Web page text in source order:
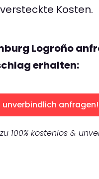
Kosten.
Logroño
erhalten:
unverbindlich anfragen!
100% kostenlos &